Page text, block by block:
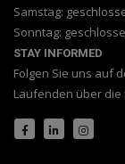
Samstag:
Sonntag:
STAY INFORMED
Folgen Sie uns auf
Laufenden über